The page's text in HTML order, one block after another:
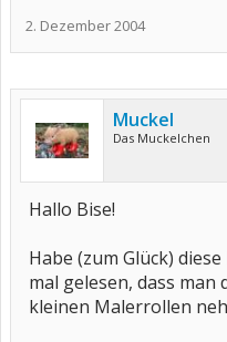
2. Dezember 2004
Muckel
Das Muckelchen
Hallo Bise!
Habe (zum Glück)
mal gelesen, dass
kleinen Malerrollen